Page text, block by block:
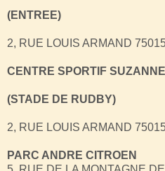
(ENTREE)
2, RUE LOUIS ARMAND
CENTRE SPORTIF
(STADE DE RUDBY)
2, RUE LOUIS ARMAND
PARC ANDRE CITROEN